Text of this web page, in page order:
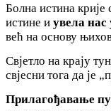
Болна истина крије
истине и увела нас
већ на основу
Свјетло на крају
свјесни тога да је
Прилагођавање